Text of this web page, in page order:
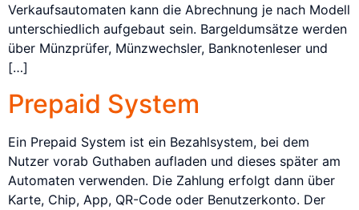
Verkaufsautomaten kann die Abrechnung je nach Modell
unterschiedlich aufgebaut sein. Bargeldumsätze werden
über Münzprüfer, Münzwechsler, Banknotenleser und
[…]
Prepaid System
Ein Prepaid System ist ein Bezahlsystem, bei dem
Nutzer vorab Guthaben aufladen und dieses später am
Automaten verwenden. Die Zahlung erfolgt dann über
Karte, Chip, App, QR-Code oder Benutzerkonto. Der